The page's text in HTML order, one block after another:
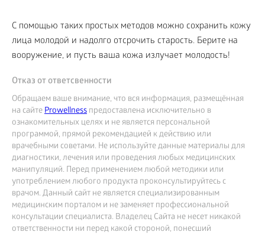
С помощью таких простых методов можно сохранить кожу
лица молодой и надолго отсрочить старость. Берите на
вооружение, и пусть ваша кожа излучает молодость!
Отказ от ответсвенности
Обращаем ваше внимание, что вся информация, размещённая
на сайтеProwellness предоставлена исключительно в
ознакомительных целях и не является персональной
программой, прямой рекомендацией к действию или
врачебными советами. Не используйте данные материалы для
диагностики, лечения или проведения любых медицинских
манипуляций. Перед применением любой методики или
употреблением любого продукта проконсультируйтесь с
врачом. Данный сайт не является специализированным
медицинским порталом и не заменяет профессиональной
консультации специалиста. Владелец Сайта не несет никакой
ответственности ни перед какой стороной, понесший